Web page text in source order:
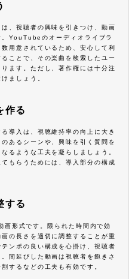
、視聴者の興味を引きつけ、動画
YouTubeのオーディオライブラ
用意されているため、安心して利
ことで、その楽曲を検索したユー
ます。ただし、著作権には十分注
ましょう。
作る
導入は、視聴維持率の向上に大き
あるシーンや、興味を引く質問を
るような工夫を凝らしましょう。
もらうためには、導入部分の構成
する
形式です。限られた時間内で効
の長さを適切に調整することが重
ンポの良い構成を心掛け、視聴者
間延びした動画は視聴者を飽きさ
するなどの工夫も有効です。